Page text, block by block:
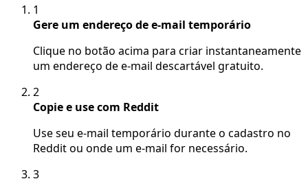
1
Gere um endereço de e-mail temporário
Clique no botão acima para criar instantaneamente
um endereço de e-mail descartável gratuito.
2
Copie e use com Reddit
Use seu e-mail temporário durante o cadastro no
Reddit ou onde um e-mail for necessário.
3